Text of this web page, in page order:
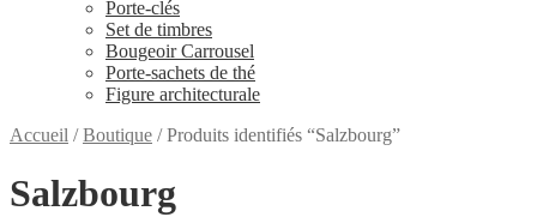
Porte-clés
Set de timbres
Bougeoir Carrousel
Porte-sachets de thé
Figure architecturale
Accueil /Boutique /Produits identifiés “Salzbourg”
Salzbourg